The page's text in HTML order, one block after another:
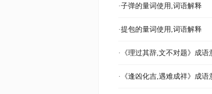
·子弹的量词使用,词语解释
·提包的量词使用,词语解释
·《理过其辞,文不对题》成语
·《逢凶化吉,遇难成祥》成语